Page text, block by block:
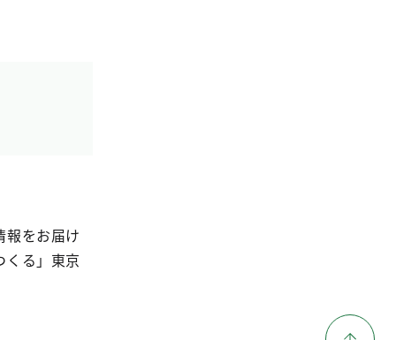
報をお届け
くる」東京